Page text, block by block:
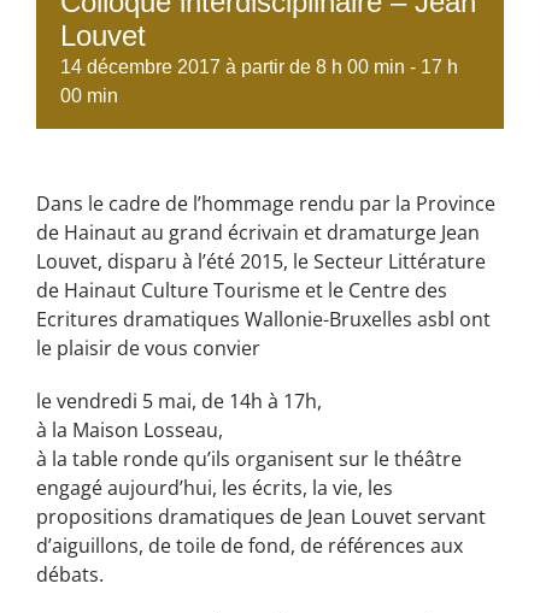
Louvet
14 décembre 2017 à partir de 8 h 00 min - 17 h
00 min
Dans le cadre de l’hommage rendu par la Province
de Hainaut au grand écrivain et dramaturge Jean
Louvet, disparu à l’été 2015, le Secteur Littérature
de Hainaut Culture Tourisme et le Centre des
Ecritures dramatiques Wallonie-Bruxelles asbl ont
le plaisir de vous convier
le vendredi 5 mai, de 14h à 17h,
à la Maison Losseau,
à la table ronde qu’ils organisent sur le théâtre
engagé aujourd’hui, les écrits, la vie, les
propositions dramatiques de Jean Louvet servant
d’aiguillons, de toile de fond, de références aux
débats.